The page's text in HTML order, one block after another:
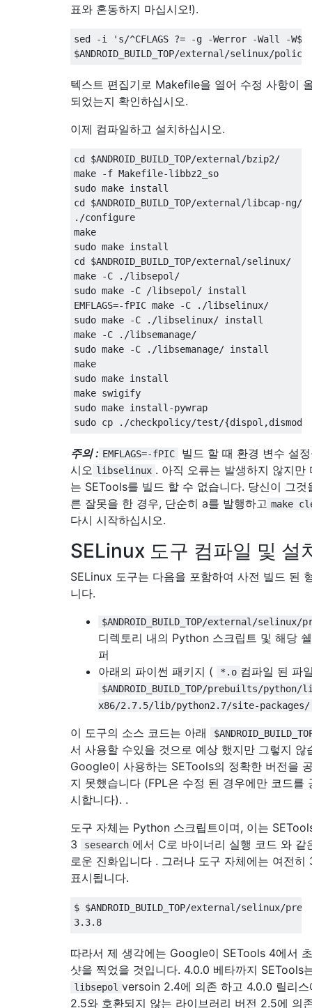
표와 혼동하지 마십시오!).
sed -i 's/^CFLAGS ?= -g -Werror -Wall -
텍스트 편집기로 Makefile을 열어 수정 사항이
되었는지 확인하십시오.
이제 컴파일하고 설치하십시오.
cd $ANDROID_BUILD_TOP/external/bzip2/
make -f Makefile-libbz2_so
sudo make install
cd $ANDROID_BUILD_TOP/external/libcap-
./configure
make
sudo make install
cd $ANDROID_BUILD_TOP/external/selinux/
make -C ./libsepol/
sudo make -C /libsepol/ install
EMFLAGS=-fPIC make -C ./libselinux/
sudo make -C ./libselinux/ install
make -C ./libsemanage/
sudo make -C ./libsemanage/ install
make
sudo make install
make swigify
sudo make install-pywrap
주의 : EMFLAGS=-fPIC
빌드 할 때 환경 변수 설
시오 libselinux . 아직 오류는 발생하지 않지만
는 SETools를 빌드 할 수 없습니다. 당신이 그것
른 잘못을 한 경우, 단순히 a를 발행하고 make
다시 시작하십시오.
SELinux 도구 컴파일 및 설
SELinux 도구는 다음을 포함하여 사전 빌드 된
니다.
$ANDROID_BUILD_TOP/external/
디렉토리 내의 Python 스크립트 및 해당
퍼
아래의 파이썬 패키지 (
*.o 컴파일 된 파
$ANDROID_BUILD_TOP/prebuilts/python/
x86/2.7.5/lib/python2.7/site-packages/
이 도구의 소스 코드는 아래
서 사용할 수있을 것으로 예상 했지만 그렇지 않
Google이 사용하는 SETools의 정확한 버전을
지 못했습니다 (FPL은 수정 된 경우에만 코드를
시합니다). .
도구 자체는 Python 스크립트이며, 이는
3
sesearch 에서 C로 바이너리 실행 코드 와 같
로운 진화입니다 . 그러나 도구 자체에는 여전히
표시됩니다.
$ $ANDROID_BUILD_TOP/external/selinux/
따라서 제 생각에는 Google이 SETools 4에서
샷을 찍었을 것입니다. 4.0.0 베타까지 SETools
libsepol versoin 2.4에 의존 하고 4.0.0 릴리스
2.5와 호환되지 않는 라이브러리 버전 2.5에 의